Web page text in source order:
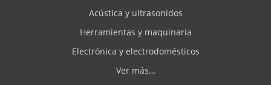
Acústica y ultrasonidos
Herramientas y maquinaria
Electrónica y electrodomésticos
Ver más…